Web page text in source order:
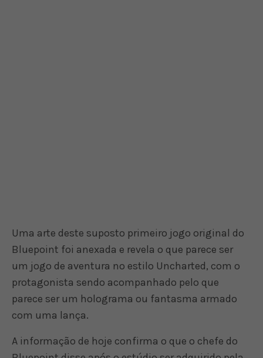
Uma arte deste suposto primeiro jogo original do
Bluepoint foi anexada e revela o que parece ser
um jogo de aventura no estilo Uncharted, com o
protagonista sendo acompanhado pelo que
parece ser um holograma ou fantasma armado
com uma lança.
A informação de hoje confirma o que o chefe do